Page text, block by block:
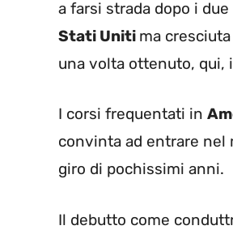
a farsi strada dopo i
Stati Uniti ma
una volta ottenuto, qui,
I corsi frequentati in
convinta ad entrare nel
giro di pochissimi anni.
Il debutto come